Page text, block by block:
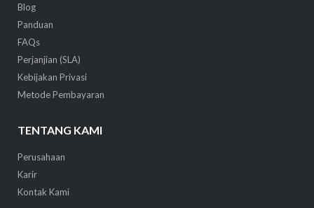
Blog
Panduan
FAQs
Perjanjian (SLA)
Kebijakan Privasi
Metode Pembayaran
TENTANG KAMI
Perusahaan
Karir
Kontak Kami